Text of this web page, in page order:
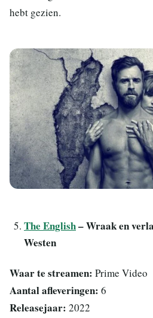
hebt gezien.
The English– Wraak en
Westen
Waar te streamen: Prime Video
Aantal afleveringen: 6
Releasejaar: 2022